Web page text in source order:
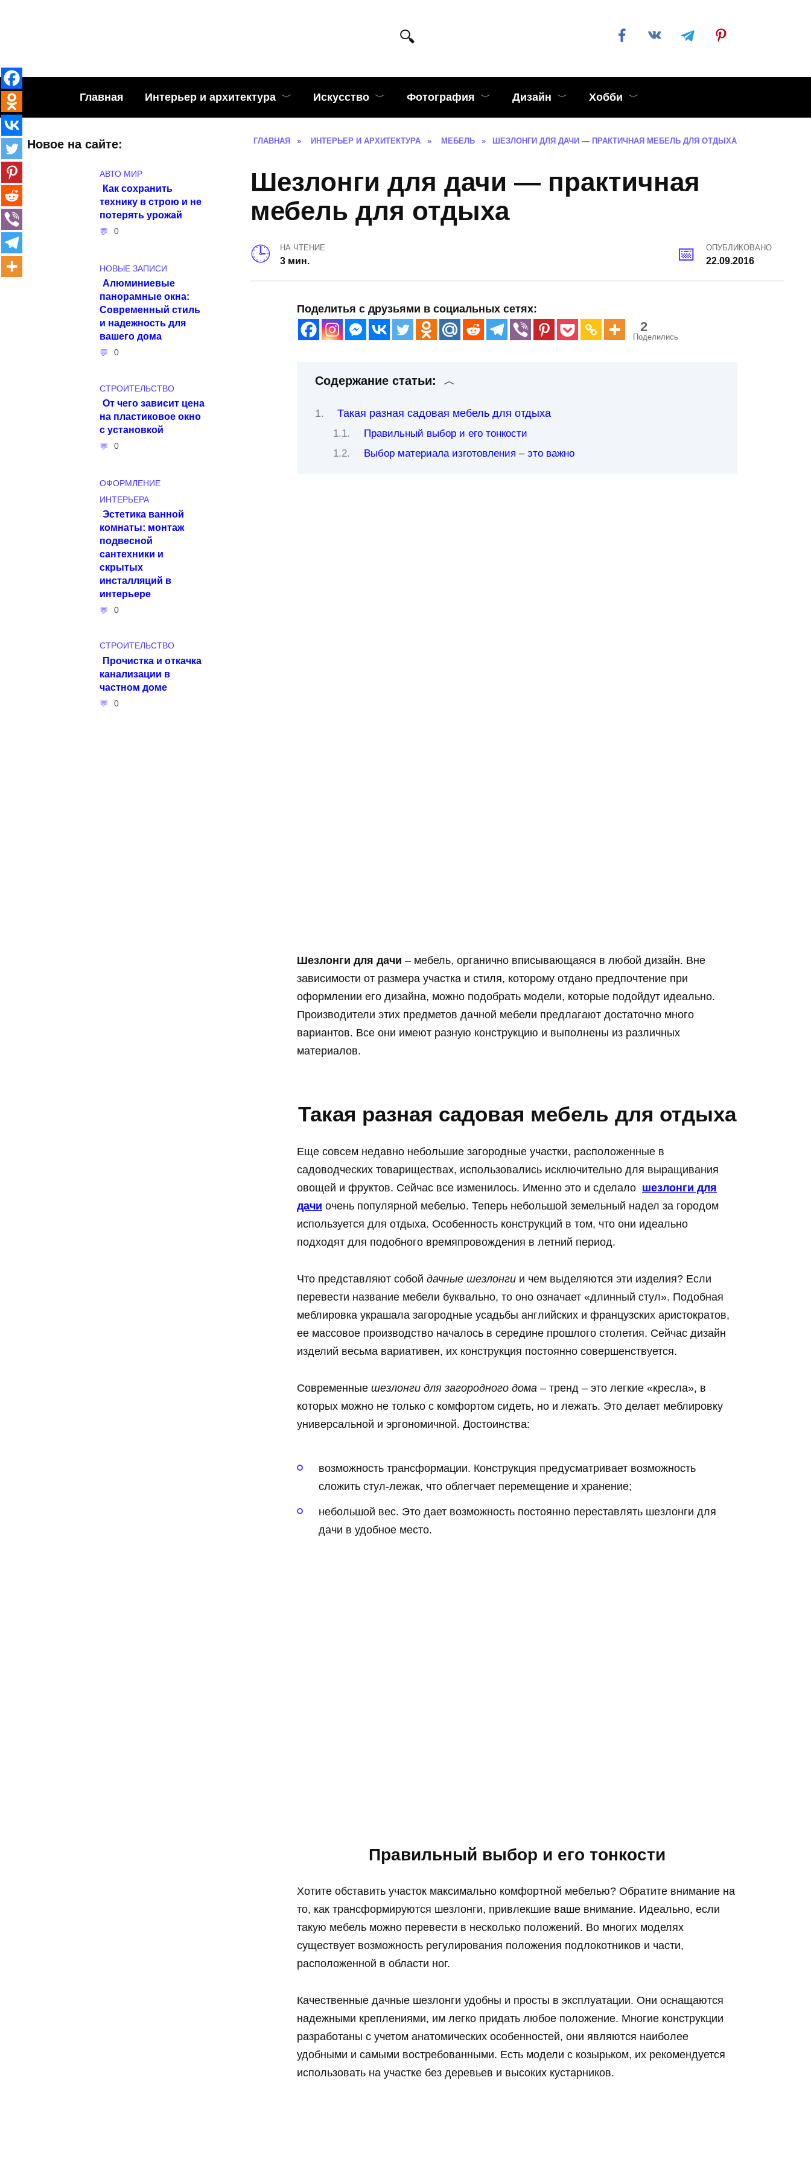
Главная Интерьер и архитектура Искусство Фотография Дизайн Хобби
ГЛАВНАЯ » ИНТЕРЬЕР И АРХИТЕКТУРА » МЕБЕЛЬ » ШЕЗЛОНГИ ДЛЯ ДАЧИ — ПРАКТИЧНАЯ МЕБЕЛЬ ДЛЯ ОТДЫХА
Шезлонги для дачи — практичная
мебель для отдыха
НА ЧТЕНИЕ
3 мин.
ОПУБЛИКОВАНО
22.09.2016
Поделитья с друзьями в социальных сетях:
2
Поделились
Содержание статьи:
Такая разная садовая мебель для отдыха
Правильный выбор и его тонкости
Выбор материала изготовления – это важно
Шезлонги для дачи – мебель, органично вписывающаяся в любой дизайн. Вне
зависимости от размера участка и стиля, которому отдано предпочтение при
оформлении его дизайна, можно подобрать модели, которые подойдут идеально.
Производители этих предметов дачной мебели предлагают достаточно много
вариантов. Все они имеют разную конструкцию и выполнены из различных
материалов.
Такая разная садовая мебель для отдыха
Еще совсем недавно небольшие загородные участки, расположенные в
садоводческих товариществах, использовались исключительно для выращивания
овощей и фруктов. Сейчас все изменилось. Именно это и сделало шезлонги для
дачи очень популярной мебелью. Теперь небольшой земельный надел за городом
используется для отдыха. Особенность конструкций в том, что они идеально
подходят для подобного времяпровождения в летний период.
Что представляют собой дачные шезлонги и чем выделяются эти изделия? Если
перевести название мебели буквально, то оно означает «длинный стул». Подобная
меблировка украшала загородные усадьбы английских и французских аристократов,
ее массовое производство началось в середине прошлого столетия. Сейчас дизайн
изделий весьма вариативен, их конструкция постоянно совершенствуется.
Современные шезлонги для загородного дома – тренд – это легкие «кресла», в
которых можно не только с комфортом сидеть, но и лежать. Это делает меблировку
универсальной и эргономичной. Достоинства:
возможность трансформации. Конструкция предусматривает возможность
сложить стул-лежак, что облегчает перемещение и хранение;
небольшой вес. Это дает возможность постоянно переставлять шезлонги для
дачи в удобное место.
Правильный выбор и его тонкости
Хотите обставить участок максимально комфортной мебелью? Обратите внимание на
то, как трансформируются шезлонги, привлекшие ваше внимание. Идеально, если
такую мебель можно перевести в несколько положений. Во многих моделях
существует возможность регулирования положения подлокотников и части,
расположенной в области ног.
Качественные дачные шезлонги удобны и просты в эксплуатации. Они оснащаются
надежными креплениями, им легко придать любое положение. Многие конструкции
разработаны с учетом анатомических особенностей, они являются наиболее
удобными и самыми востребованными. Есть модели с козырьком, их рекомендуется
использовать на участке без деревьев и высоких кустарников.
Новое на сайте:
АВТО МИР
Как сохранить
технику в строю и не
потерять урожай
0
НОВЫЕ ЗАПИСИ
Алюминиевые
панорамные окна:
Современный стиль
и надежность для
вашего дома
0
СТРОИТЕЛЬСТВО
От чего зависит цена
на пластиковое окно
с установкой
0
ОФОРМЛЕНИЕ
ИНТЕРЬЕРА
Эстетика ванной
комнаты: монтаж
подвесной
сантехники и
скрытых
инсталляций в
интерьере
0
СТРОИТЕЛЬСТВО
Прочистка и откачка
канализации в
частном доме
0